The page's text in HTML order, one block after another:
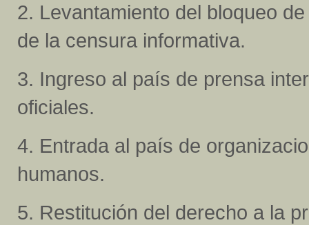
2. Levantamiento del bloqueo
de la censura informativa.
3. Ingreso al país de prensa
oficiales.
4. Entrada al país de
humanos.
5. Restitución del derecho a la